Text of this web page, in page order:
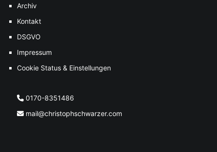
Archiv
Kontakt
DSGVO
Impressum
Cookie Status & Einstellungen
0170-8351486
mail@christophschwarzer.com